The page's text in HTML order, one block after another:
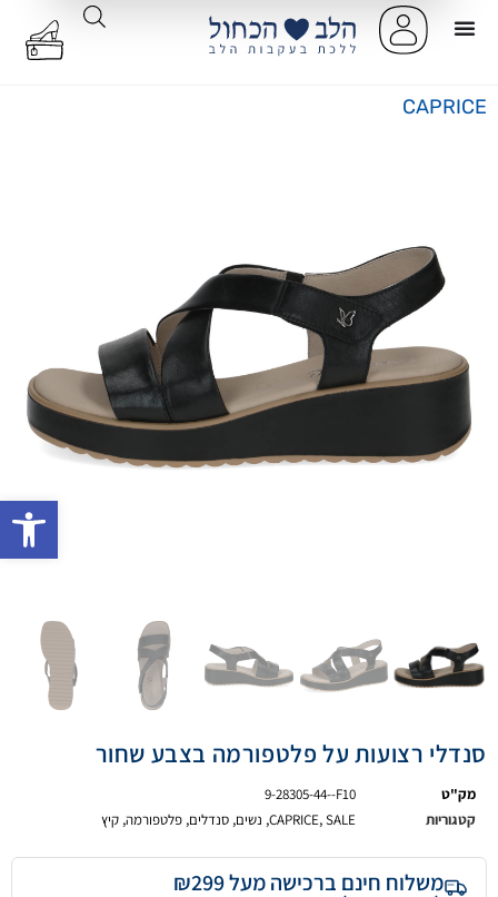
CAPRICE
סנדלי רצועות על פלטפורמה בצבע שחור
מק"ט
9-28305-44--F10
קטגוריות
CAPRICE,SALE
, נשים, סנדלים, פלטפורמה, קיץ
משלוח חינם ברכישה מעל ₪299